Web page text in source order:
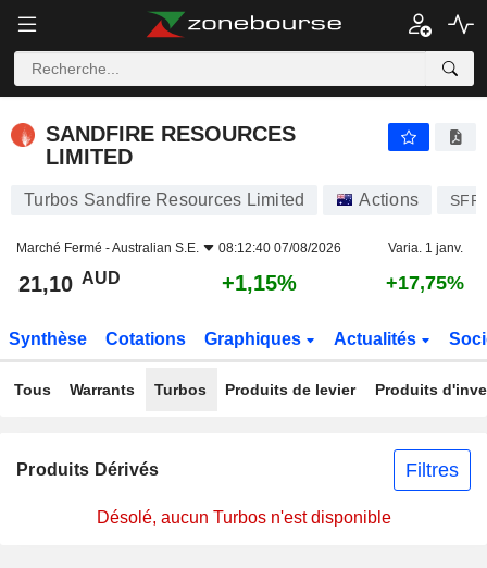
SANDFIRE RESOURCES
LIMITED
Turbos Sandfire Resources Limited Actions SFR
Marché Fermé -Australian S.E. 08:12:40 07/08/2026 Varia. 1 janv.
21,10 AUD +1,15% +17,75%
Synthèse Cotations Graphiques Actualités
Tous Warrants Turbos Produits de levier Produits
Produits Dérivés Filtres
Désolé, aucun Turbos n'est disponible